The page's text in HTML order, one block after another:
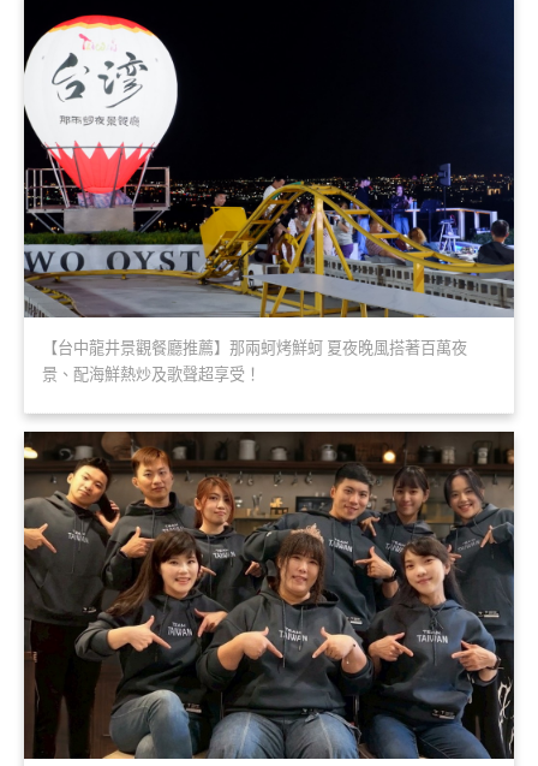
【台中龍井景觀餐廳推薦】那兩蚵烤鮮蚵 夏夜晚風搭著百萬夜
景、配海鮮熱炒及歌聲超享受！